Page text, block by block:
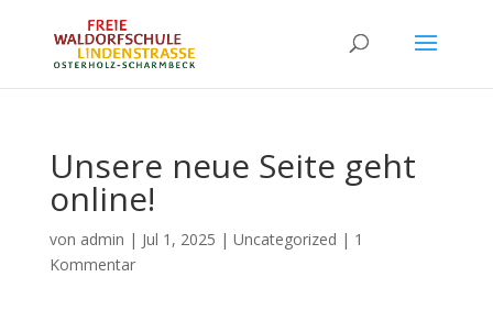
Unsere neue Seite geht
online!
von admin | Jul 1, 2025 | Uncategorized | 1
Kommentar